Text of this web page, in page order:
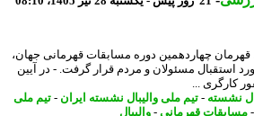
چهاردهمین دوره مسابقات قهرمانی جهان،
مسئولان و مردم قرار گرفت. - در آیین
...
-تیم ملی والیبال نشسته ایران -
تیم ملی
قهرمانی-والیبال